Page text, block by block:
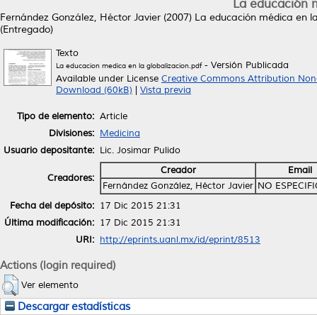
La educación
Fernández González, Héctor Javier (2007) La educación médica en
(Entregado)
Texto
La educacion medica en la globalizacion.pdf- Versión Publicada
Available under License Creative Commons Attribution
Download (60kB)
Vista previa
Tipo de elemento: Article
Divisiones: Medicina
Usuario depositante: Lic. Josimar Pulido
Creadores:
Creador
Email
Fernández González, Héctor Javier NO
Fecha del depósito: 17 Dic 2015 21:31
Última modificación: 17 Dic 2015 21:31
URI: http://eprints.uanl.mx/id/eprint/8513
Actions (login required)
Ver elemento
Descargar estadísticas